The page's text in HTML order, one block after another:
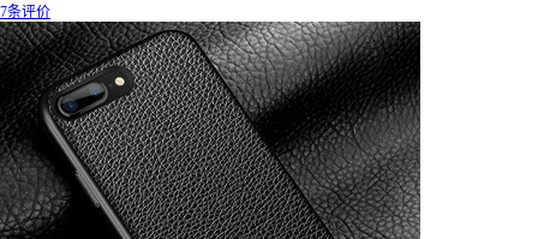
7条评价